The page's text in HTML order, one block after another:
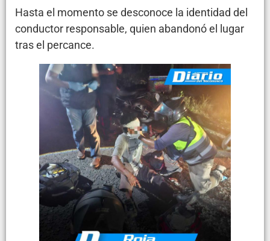
Hasta el momento se desconoce la identidad del
conductor responsable, quien abandonó el lugar
tras el percance.